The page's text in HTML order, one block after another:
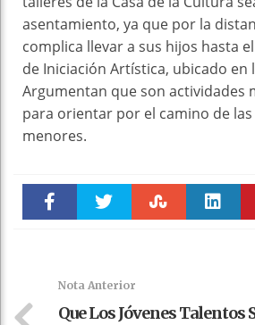
asentamiento, ya que por la
complica llevar a sus hijos hasta
de Iniciación Artística, ubicado en
Argumentan que son actividades
para orientar por el camino de
menores.
Nota Anterior
Que Los Jóvenes Talentos